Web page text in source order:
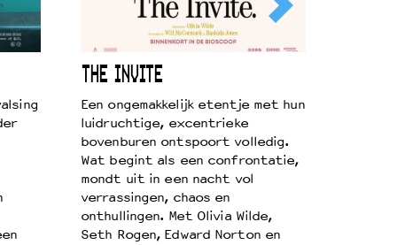
THE INVITE
Een ongemakkelijk etentje met hun
luidruchtige, excentrieke
bovenburen ontspoort volledig.
Wat begint als een confrontatie,
mondt uit in een nacht vol
verrassingen, chaos en
onthullingen. Met Olivia Wilde,
Seth Rogen, Edward Norton en